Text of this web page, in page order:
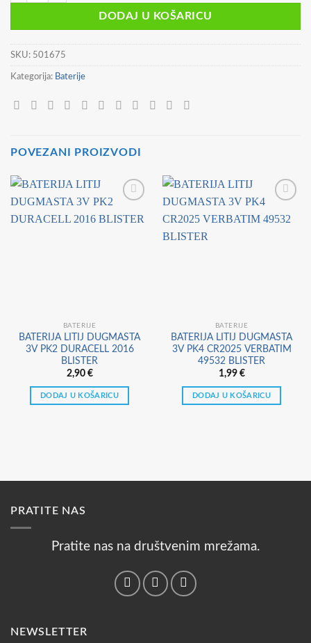
DODAJ U KOŠARICU
SKU: 501675
Kategorija: Baterije
POVEZANI PROIZVODI
BATERIJE
BATERIJA LITIJ DUGMASTA
3V PK2 DURACELL 2016
BLISTER
2,90 €
DODAJ U KOŠARICU
BATERIJE
BATERIJA LITIJ DUGMASTA
3V PK4 CR2025 VERBATIM
49532 BLISTER
1,99 €
DODAJ U KOŠARICU
PRATITE NAS
Pratite nas na društvenim mrežama.
NEWSLETTER